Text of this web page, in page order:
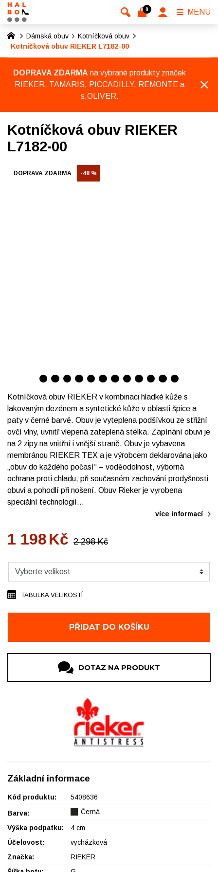
Dámská obuv
Kotníčková obuv
Kotníčková obuv RIEKER L7182-00
DOPRAVA ZDARMA na vybrané produkty značek
RIEKER, TAMARIS, PICCADILLY, REMONTE a
s.OLIVER.
Kotníčková obuv RIEKER
L7182-00
DOPRAVA ZDARMA -48 %
Kotníčková obuv RIEKER v kombinaci hladké kůže s
lakovaným dezénem a syntetické kůže v oblasti špice a
paty v černé barvě. Obuv je vyteplena podšívkou ze střižní
ovčí vlny, uvnitř vlepená zateplená stélka. Zapínání obuvi je
na 2 zipy na vnitřní i vnější straně. Obuv je vybavena
membránou RIEKER TEX a je výrobcem deklarována jako
„obuv do každého počasí“ – voděodolnost, výborná
ochrana proti chladu, při současném zachování prodyšnosti
obuvi a pohodlí při nošení. Obuv Rieker je vyrobena
speciální technologií…
více informací
1 198Kč 2 298 Kč
PŘIDAT DO KOŠÍKU
TABULKA VELIKOSTÍ
DOTAZ NA PRODUKT
Základní informace
Kód produktu: 5408636
Barva: Černá
Výška podpatku:
4 cm
Účelovost:
vycházková
Značka:
RIEKER
0 MENU